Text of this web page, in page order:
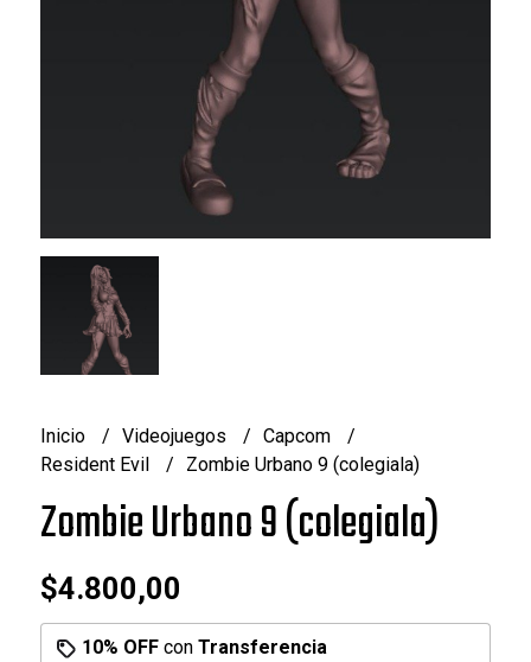
Inicio Videojuegos
Capcom
Resident Evil
Zombie Urbano 9 (colegiala)
Zombie Urbano 9 (colegiala)
$4.800,00
10% OFFcon Transferencia